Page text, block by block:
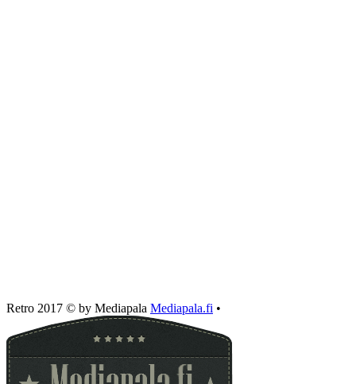
Retro 2017 © by Mediapala Mediapala.fi •